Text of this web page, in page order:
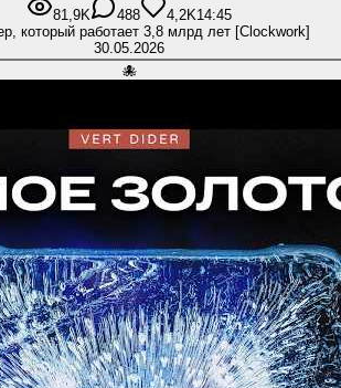
81,9K 488 4,2K14:45
который работает 3,8 млрд лет [Clockwork]
30.05.2026
🐙